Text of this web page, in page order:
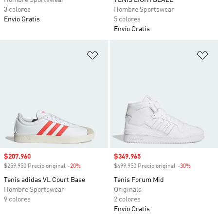
3 colores
Envío Gratis
Hombre Sportswear
5 colores
Envío Gratis
Precio de venta
$207.960
$259.950 Precio original -20%
Tenis adidas VL Court Base
Hombre Sportswear
9 colores
Precio de venta
$349.965
$499.950 Precio original -30%
Tenis Forum Mid
Originals
2 colores
Envío Gratis